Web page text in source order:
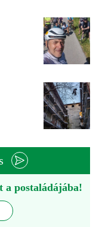
a postaládájába!